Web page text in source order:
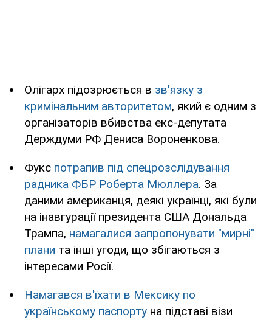
Олігарх підозрюється в зв'язку з
кримінальним авторитетом, який є одним з
організаторів вбивства екс-депутата
Держдуми РФ Дениса Вороненкова.
Фукс потрапив під спецрозслідування
радника ФБР Роберта Мюллера. За
даними американця, деякі українці, які були
на інавгурації президента США Дональда
Трампа, намагалися запропонувати "мирні"
плани та інші угоди, що збігаються з
інтересами Росії.
Намагався в'їхати в Мексику по
українському паспорту на підставі візи